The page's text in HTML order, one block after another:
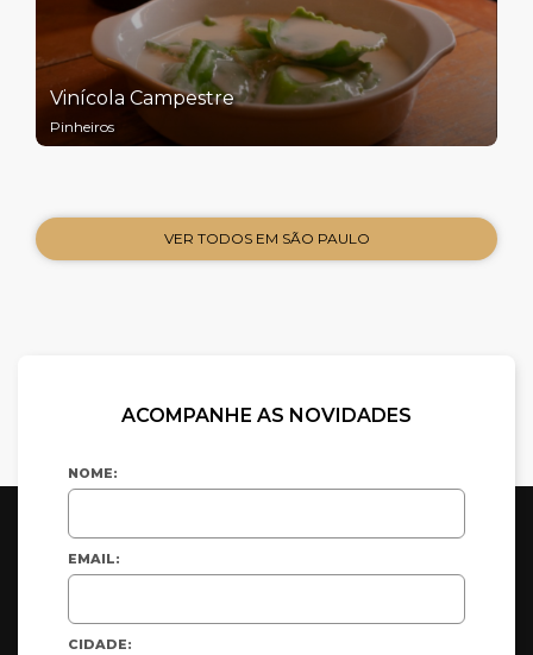
Vinícola Campestre
Pinheiros
VER TODOS EM SÃO PAULO
ACOMPANHE AS NOVIDADES
NOME:
EMAIL:
CIDADE: